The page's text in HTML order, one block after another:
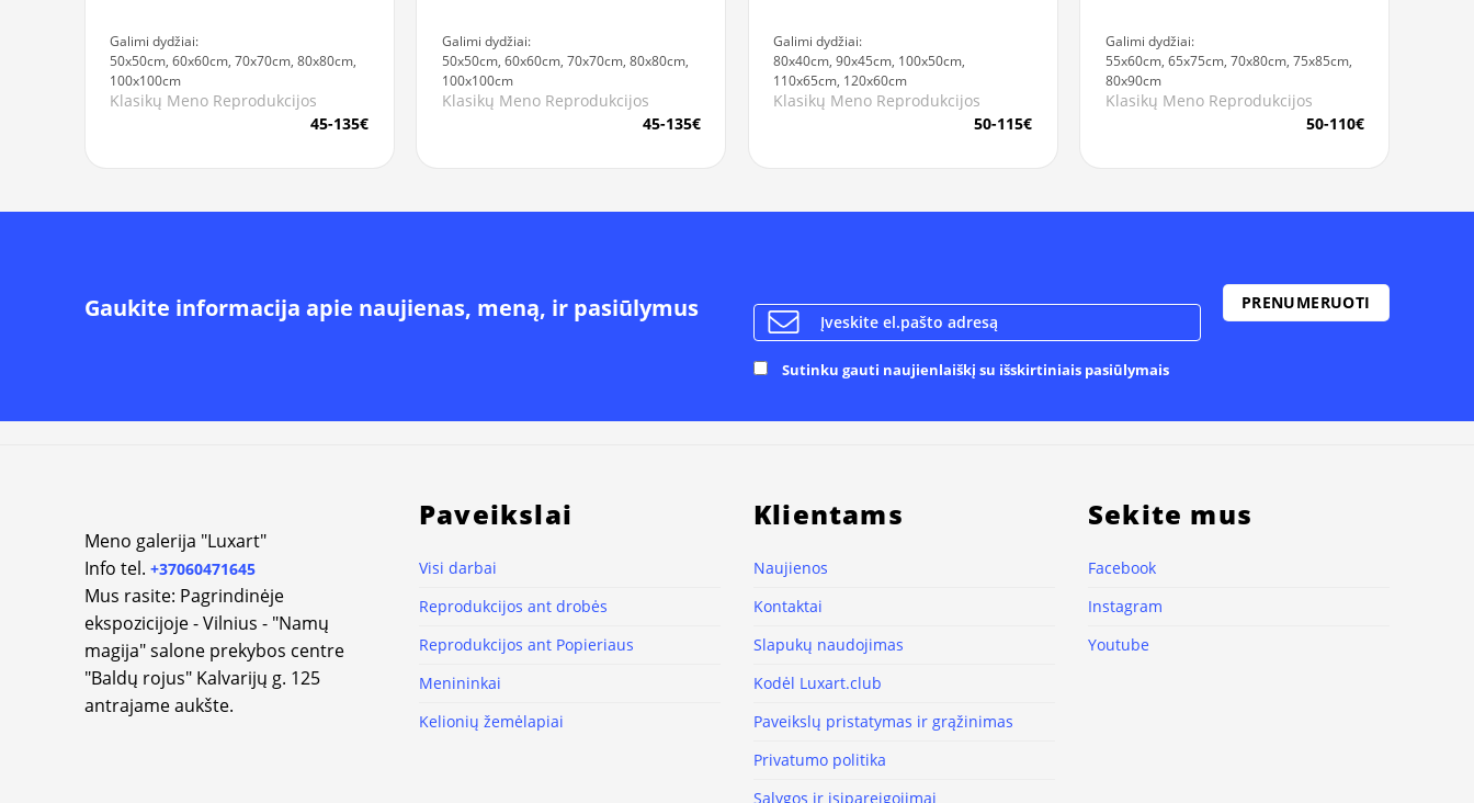
Galimi dydžiai:
50x50cm, 60x60cm, 70x70cm, 80x80cm,
100x100cm
Klasikų Meno Reprodukcijos
45-135€
Galimi dydžiai:
50x50cm, 60x60cm, 70x70cm, 80x80cm,
100x100cm
Klasikų Meno Reprodukcijos
45-135€
Galimi dydžiai:
80x40cm, 90x45cm, 100x50cm,
110x65cm, 120x60cm
Klasikų Meno Reprodukcijos
50-115€
Galimi dydžiai:
55x60cm, 65x75cm, 70x80cm, 75x85cm,
80x90cm
Klasikų Meno Reprodukcijos
50-110€
Gaukite informacija apie naujienas, meną, ir pasiūlymus
Sutinku gauti naujienlaiškį su išskirtiniais pasiūlymais
Meno galerija "Luxart"
Info tel. +37060471645
Mus rasite: Pagrindinėje
ekspozicijoje - Vilnius - "Namų
magija" salone prekybos centre
"Baldų rojus" Kalvarijų g. 125
antrajame aukšte.
Paveikslai
Visi darbai
Reprodukcijos ant drobės
Reprodukcijos ant Popieriaus
Menininkai
Kelionių žemėlapiai
Klientams
Naujienos
Kontaktai
Slapukų naudojimas
Kodėl Luxart.club
Paveikslų pristatymas ir grąžinimas
Privatumo politika
Sąlygos ir įsipareigojimai
Sekite mus
Facebook
Instagram
Youtube